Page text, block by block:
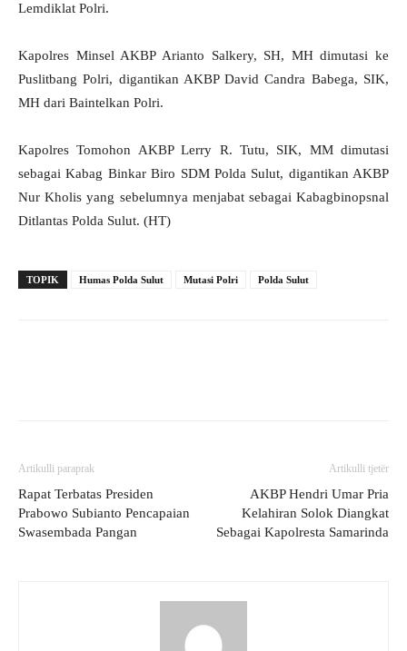
Lemdiklat Polri.
Kapolres Minsel AKBP Arianto Salkery, SH, MH dimutasi ke
Puslitbang Polri, digantikan AKBP David Candra Babega, SIK,
MH dari Baintelkan Polri.
Kapolres Tomohon AKBP Lerry R. Tutu, SIK, MM dimutasi
sebagai Kabag Binkar Biro SDM Polda Sulut, digantikan AKBP
Nur Kholis yang sebelumnya menjabat sebagai Kabagbinopsnal
Ditlantas Polda Sulut. (HT)
TOPIK Humas Polda Sulut Mutasi Polri Polda Sulut
Artikulli paraprak
Rapat Terbatas Presiden
Prabowo Subianto Pencapaian
Swasembada Pangan
Artikulli tjetër
AKBP Hendri Umar Pria
Kelahiran Solok Diangkat
Sebagai Kapolresta Samarinda